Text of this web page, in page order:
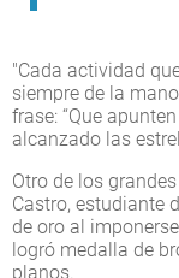
"Cada actividad
siempre de la
frase: “Que
alcanzado las
Otro de los
Castro, estudiante
de oro al
logró medalla de
planos.